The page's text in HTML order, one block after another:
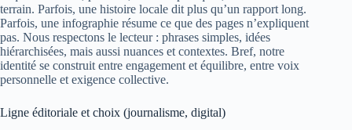
terrain. Parfois, une histoire locale dit plus qu’un rapport long.
Parfois, une infographie résume ce que des pages n’expliquent
pas. Nous respectons le lecteur : phrases simples, idées
hiérarchisées, mais aussi nuances et contextes. Bref, notre
identité se construit entre engagement et équilibre, entre voix
personnelle et exigence collective.
Ligne éditoriale et choix (journalisme, digital)